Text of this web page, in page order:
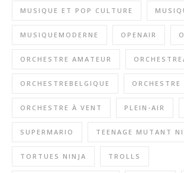
MUSIQUE ET POP CULTURE
MUSIQUEMODERNE OPENAIR
ORCHESTRE AMATEUR
ORCHESTREBELGIQUE ORCHESTRE
ORCHESTRE À VENT PLEIN-AIR
SUPERMARIO TEENAGE MUTANT
TORTUES NINJA TROLLS